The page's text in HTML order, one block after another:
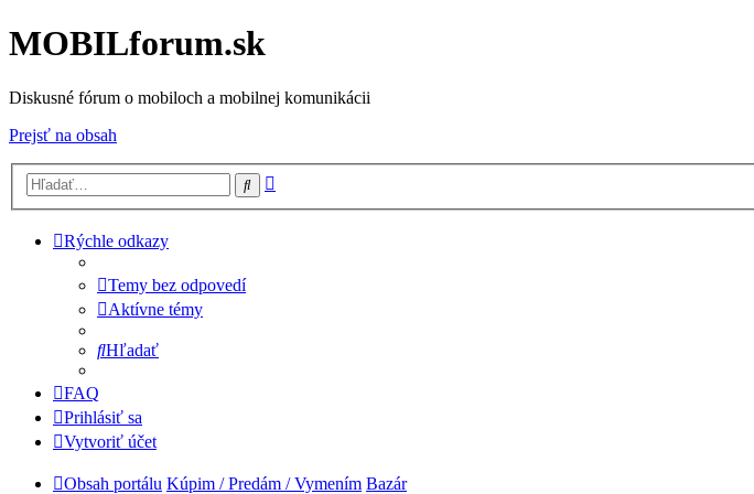
MOBILforum.sk
Diskusné fórum o mobiloch a mobilnej komunikácii
Prejsť na obsah
Hľadať
Rýchle odkazy
Temy bez odpovedí
Aktívne témy
Hľadať
FAQ
Prihlásiť sa
Vytvoriť účet
Obsah portálu Kúpim / Predám / Vymením Bazár